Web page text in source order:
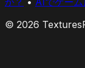
© 2026